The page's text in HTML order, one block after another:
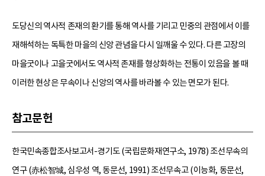
도당신의 역사적 존재의 환기를 통해 역사를 기리고 민중의 관점에서 이를
재해석하는 독특한 마을의 신앙 관념을 다시 일깨울 수 있다. 다른 고장의
마을굿이나 고을굿에서도 역사적 존재를 형상화하는 전통이 있음을 볼 때
이러한 현상은 무속이나 신앙의 역사를 바라볼 수 있는 면모가 된다.
참고문헌
한국민속종합조사보고서-경기도 (국립문화재연구소, 1978) 조선무속의
연구 (赤松智城, 심우성 역, 동문선, 1991) 조선무속고 (이능화, 동문선,